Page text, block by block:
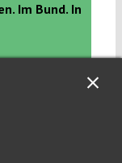
Im Bund. In